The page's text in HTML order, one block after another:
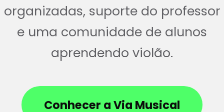
organizadas, suporte do professor
e uma comunidade de alunos
aprendendo violão.
Conhecer a Via Musical